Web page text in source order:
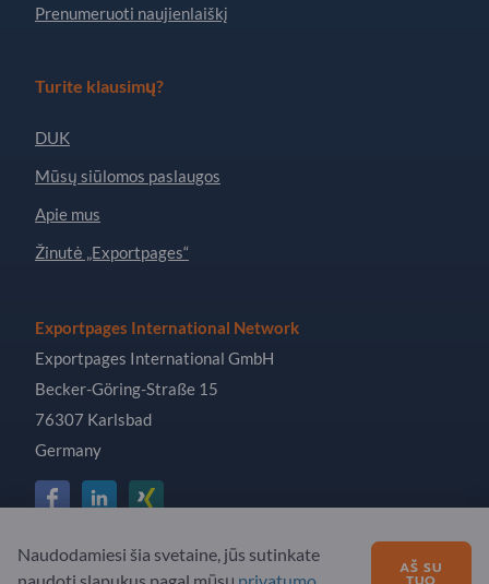
Prenumeruoti naujienlaiškį
Turite klausimų?
DUK
Mūsų siūlomos paslaugos
Apie mus
Žinutė „Exportpages“
Exportpages International Network
Exportpages International GmbH
Becker-Göring-Straße 15
76307 Karlsbad
Germany
Copyright © 2026 Exportpages International GmbH. All
Naudodamiesi šia svetaine, jūs sutinkate
AŠ SU